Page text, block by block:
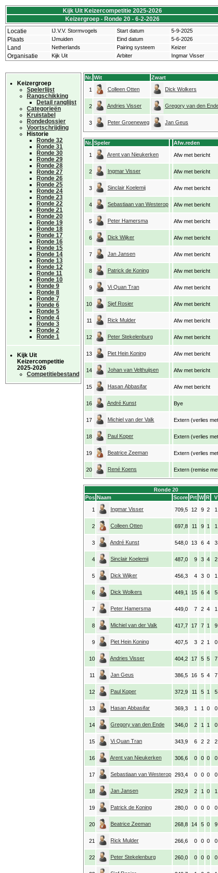
Kijk Uit Keizercompetitie 2025-2026
Keizergroep - Ronde 20 - 6-2-2026
Locatie
IJ.V.V. Stormvogels Start datum 5-9-2025
Plaats IJmuiden Eind datum 5-6-2026
Land Netherlands Pairing systeem Keizer
Organisatie Kijk Uit Arbiter Ingmar Visser
Keizergroep
Spelerlijst
Rangschikking
Detail ranglijst
Categorieën
Kruistabel
Rondedossier
Voortschrijding
Historie
Ronde 32
Ronde 31
Ronde 30
Ronde 29
Ronde 28
Ronde 27
Ronde 26
Ronde 25
Ronde 24
Ronde 23
Ronde 22
Ronde 21
Ronde 20
Ronde 19
Ronde 18
Ronde 17
Ronde 16
Ronde 15
Ronde 14
Ronde 13
Ronde 12
Ronde 11
Ronde 10
Ronde 9
Ronde 8
Ronde 7
Ronde 6
Ronde 5
Ronde 4
Ronde 3
Ronde 2
Ronde 1
Kijk Uit
Keizercompetitie
2025-2026
Competitiebestand
Nr. Wit Zwart
1 Colleen Otten Dick Wolkers
2 Andries Visser Gregory van den
3 Peter Groeneweg Jan Geus
Nr. Speler Afw.reden
1 Arent van Nieukerken Afw met bericht
2 Ingmar Visser Afw met bericht
3 Sinclair Koelemij Afw met bericht
4 Sebastiaan van Westerop Afw met bericht
5 Peter Hamersma Afw met bericht
6 Dick Wijker Afw met bericht
7 Jan Jansen Afw met bericht
8 Patrick de Koning Afw met bericht
9 Vi Quan Tran Afw met bericht
10 Sjef Rosier Afw met bericht
11 Rick Mulder Afw met bericht
12 Peter Stekelenburg Afw met bericht
13 Piet Hein Koning Afw met bericht
14 Johan van Velthuijsen Afw met bericht
15 Hasan Abbasifar Afw met bericht
16 André Kunst Bye
17 Michiel van der Valk Extern (verlies
18 Paul Koper Extern (verlies
19 Beatrice Zeeman Extern (verlies
20 René Koens Extern (remise
Ronde 20
Pos Naam Score Prt W R V
1 Ingmar Visser 709,5 12 9 2 1
2 Colleen Otten 697,8 11 9 1 1
3 André Kunst 548,0 13 6 4 3
4 Sinclair Koelemij 487,0 9 3 4 2
5 Dick Wijker 456,3 4 3 0 1
6 Dick Wolkers 449,1 15 6 4 5
7 Peter Hamersma 449,0 7 2 4 1
8 Michiel van der Valk 417,7 17 7 1 9
9 Piet Hein Koning 407,5 3 2 1 0
10 Andries Visser 404,2 17 5 5 7
11 Jan Geus 386,5 16 5 4 7
12 Paul Koper 372,9 11 5 1 5
13 Hasan Abbasifar 369,3 1 1 0 0
14 Gregory van den Ende 346,0 2 1 1 0
15 Vi Quan Tran 343,9 6 2 2 2
16 Arent van Nieukerken 306,6 0 0 0 0
17 Sebastiaan van Westerop 293,4 0 0 0 0
18 Jan Jansen 292,9 2 1 0 1
19 Patrick de Koning 280,0 0 0 0 0
20 Beatrice Zeeman 268,8 14 5 0 9
21 Rick Mulder 266,6 0 0 0 0
22 Peter Stekelenburg 260,0 0 0 0 0